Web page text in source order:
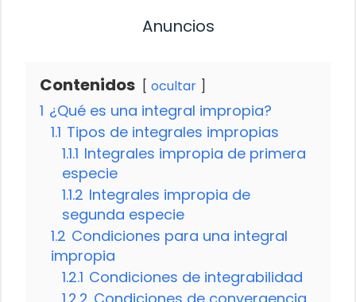
Anuncios
Contenidos ocultar
1 ¿Qué es una integral impropia?
1.1 Tipos de integrales impropias
1.1.1 Integrales impropia de primera
especie
1.1.2 Integrales impropia de
segunda especie
1.2 Condiciones para una integral
impropia
1.2.1 Condiciones de integrabilidad